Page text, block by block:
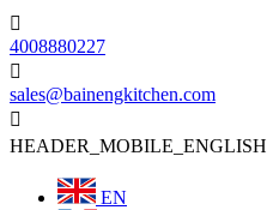

4008880227

sales@bainengkitchen.com

HEADER_MOBILE_ENGLISH
EN